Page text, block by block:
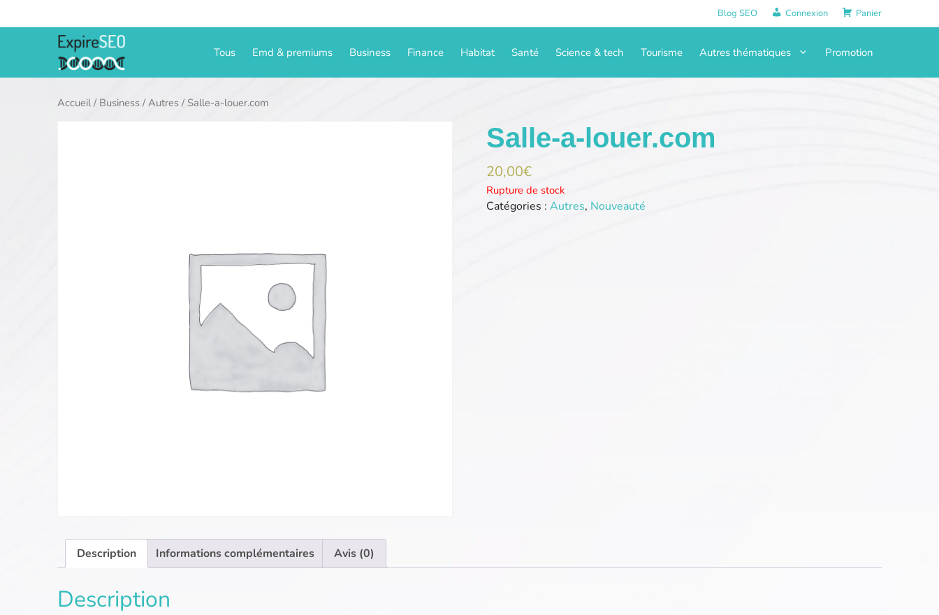
au
Blog SEO Connexion Panier
Tous Emd & premiums Business Finance Habitat Santé Science & tech Tourisme Autres thématiques Promotion
Accueil/ Business /Autres / Salle-a-louer.com
Salle-a-louer.com
20,00€
Rupture de stock
Catégories : Autres, Nouveauté
Description Informations complémentaires Avis (0)
Description